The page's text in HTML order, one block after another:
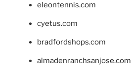
eleontennis.com
cyetus.com
bradfordshops.com
almadenranchsanjose.com